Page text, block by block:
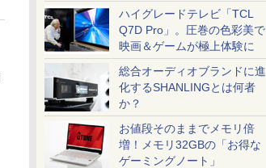
ハイグレードテレビ「TCL
Q7D Pro」。圧巻の色彩美で
映画＆ゲームが極上体験に
総合オーディオブランドに進
化するSHANLINGとは何者
か？
お値段そのままでメモリ倍
増！メモリ32GBの「お得な
ゲーミングノート」